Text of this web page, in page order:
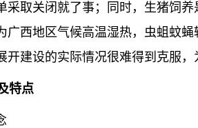
采取关闭就了事；同时，生猪饲
广西地区气候高温湿热，虫蛆蚊
建设的实际情况很难得到克服
特点